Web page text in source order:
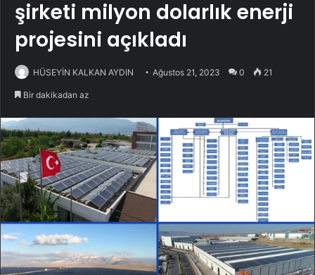
şirketi milyon dolarlık enerji
projesini açıkladı
HÜSEYİN KALKAN AYDIN Ağustos 21, 2023 0 21
Bir dakikadan az